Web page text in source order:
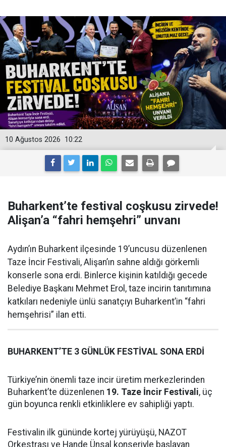
10:22
10 Ağustos 2026
Buharkent’te festival coşkusu zirvede!
Alişan’a “fahri hemşehri” unvanı
Aydın’ın Buharkent ilçesinde 19’uncusu düzenlenen
Taze İncir Festivali, Alişan’ın sahne aldığı görkemli
konserle sona erdi. Binlerce kişinin katıldığı gecede
Belediye Başkanı Mehmet Erol, taze incirin tanıtımına
katkıları nedeniyle ünlü sanatçıyı Buharkent’in “fahri
hemşehrisi” ilan etti.
BUHARKENT’TE 3 GÜNLÜK FESTİVAL SONA ERDİ
Türkiye’nin önemli taze incir üretim merkezlerinden
Buharkent’te düzenlenen 19. Taze İncir Festivali, üç
gün boyunca renkli etkinliklere ev sahipliği yaptı.
Festivalin ilk gününde kortej yürüyüşü, NAZOT
Orkestrası ve Hande Ünsal konseriyle başlayan